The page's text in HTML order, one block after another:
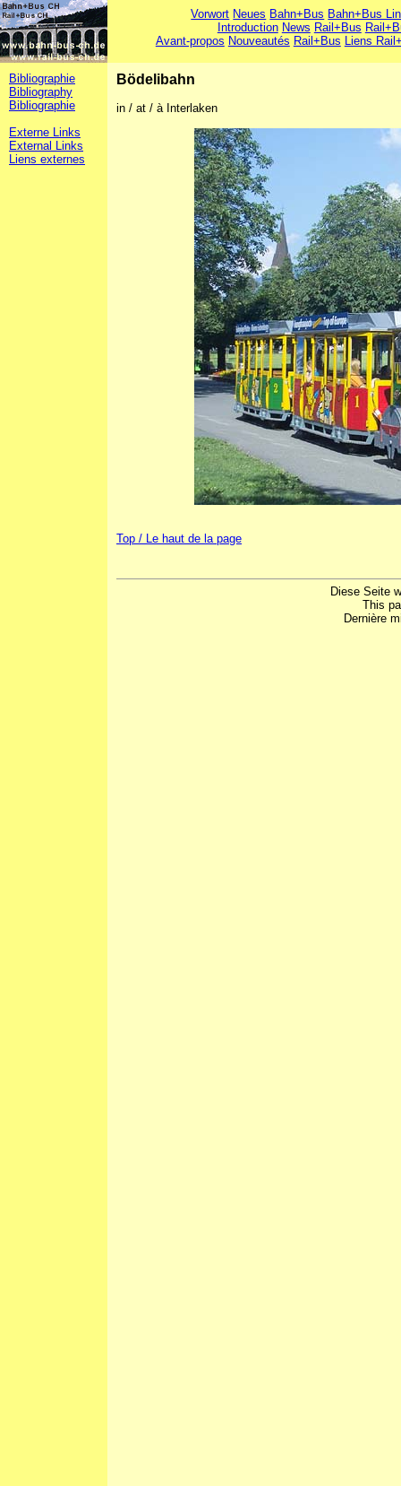
Vorwort Neues Bahn+Bus Bahn+Bus
Introduction News Rail+Bus
Avant-propos Nouveautés Rail+Bus Liens
Bibliographie
Bibliography
Bibliographie
Externe Links
External Links
Liens externes
Bödelibahn
in / at / à Interlaken
Top / Le haut de la page
Diese Seite
This
Dernière